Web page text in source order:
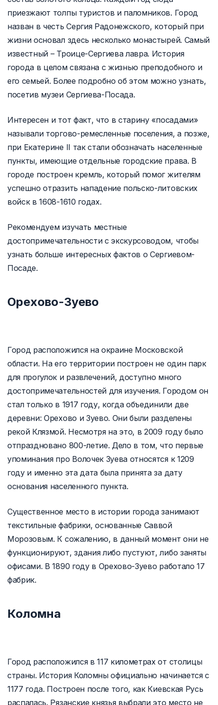
приезжают толпы туристов и паломников. Город
назван в честь Сергия Радонежского, который при
жизни основал здесь несколько монастырей. Самый
известный – Троице-Сергиева лавра. История
города в целом связана с жизнью преподобного и
его семьей. Более подробно об этом можно узнать,
посетив музеи Сергиева-Посада.
Интересен и тот факт, что в старину «посадами»
называли торгово-ремесленные поселения, а позже,
при Екатерине II так стали обозначать населенные
пункты, имеющие отдельные городские права. В
городе построен кремль, который помог жителям
успешно отразить нападение польско-литовских
войск в 1608-1610 годах.
Рекомендуем изучать местные
достопримечательности с экскурсоводом, чтобы
узнать больше интересных фактов о Сергиевом-
Посаде.
Орехово-Зуево
Город расположился на окраине Московской
области. На его территории построен не один парк
для прогулок и развлечений, доступно много
достопримечательностей для изучения. Городом он
стал только в 1917 году, когда объединили две
деревни: Орехово и Зуево. Они были разделены
рекой Клязмой. Несмотря на это, в 2009 году было
отпраздновано 800-летие. Дело в том, что первые
упоминания про Волочек Зуева относятся к 1209
году и именно эта дата была принята за дату
основания населенного пункта.
Существенное место в истории города занимают
текстильные фабрики, основанные Саввой
Морозовым. К сожалению, в данный момент они не
функционируют, здания либо пустуют, либо заняты
офисами. В 1890 году в Орехово-Зуево работало 17
фабрик.
Коломна
Город расположился в 117 километрах от столицы
страны. История Коломны официально начинается с
1177 года. Построен после того, как Киевская Русь
распалась. Рязанские князья выбрали это место не